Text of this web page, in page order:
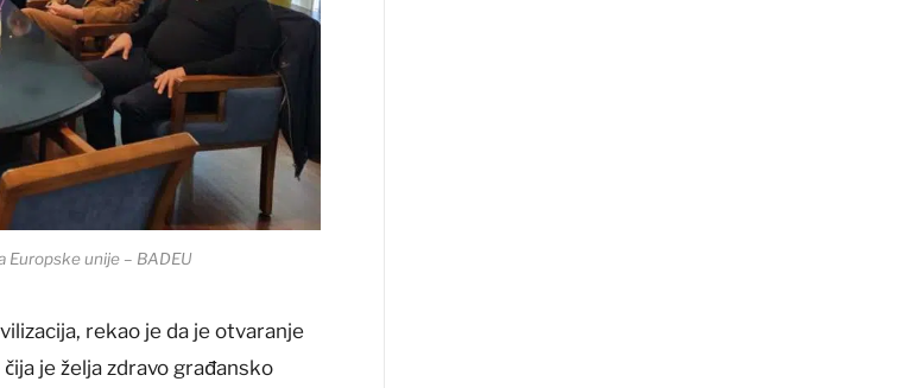
Europske unije – BADEU
rekao je da je otvaranje
je želja zdravo građansko